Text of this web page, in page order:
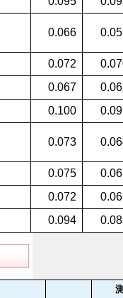
0.066
0.072
0.067
0.100
0.073
0.075
0.072
0.094